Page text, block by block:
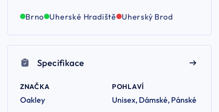
Brno Uherské Hradiště Uherský Brod
Specifikace
ZNAČKA
Oakley
POHLAVÍ
Unisex, Dámské, Pánské